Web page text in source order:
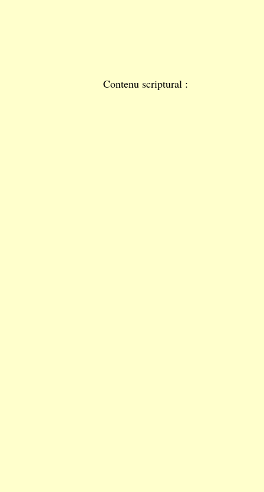
Contenu scriptural :